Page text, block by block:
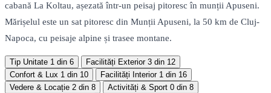
cabană La Koltau, așezată într-un peisaj pitoresc în munții Apuseni.
Mărișelul este un sat pitoresc din Munții Apuseni, la 50 km de Cluj-
Napoca, cu peisaje alpine și trasee montane.
Tip Unitate 1 din 6 Facilități Exterior 3 din 12
Confort & Lux 1 din 10 Facilități Interior 1 din 16
Vedere & Locație 2 din 8 Activități & Sport 0 din 8